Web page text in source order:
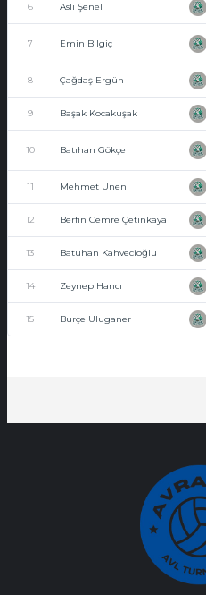
6 Aslı Şenel
7 Emin Bilgiç
8 Çağdaş Ergün
9 Başak Kocakuşak
10 Batıhan Gökçe
11 Mehmet Ünen
12 Berfin Cemre Çetinkaya
13 Batuhan Kahvecioğlu
14 Zeynep Hancı
15 Burçe Uluganer